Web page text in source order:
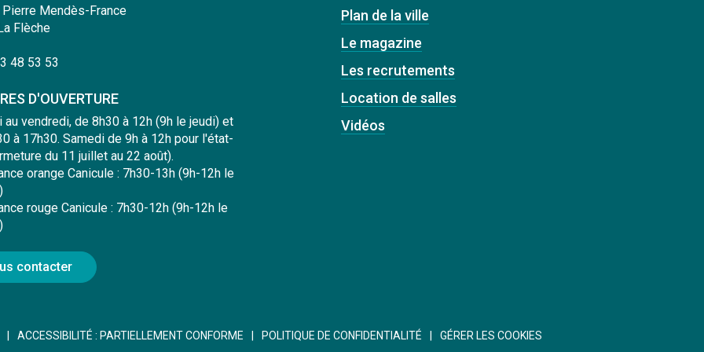
Pierre Mendès-France
Flèche
48 53 53
D'OUVERTURE
au vendredi, de 8h30 à 12h (9h le jeudi) et
à 17h30. Samedi de 9h à 12h pour l'état-
du 11 juillet au 22 août).
orange Canicule : 7h30-13h (9h-12h le
rouge Canicule : 7h30-12h (9h-12h le
contacter
Plan de la ville
Le magazine
Les recrutements
Location de salles
Vidéos
ACCESSIBILITÉ : PARTIELLEMENT CONFORME POLITIQUE DE CONFIDENTIALITÉ GÉRER LES COOKIES